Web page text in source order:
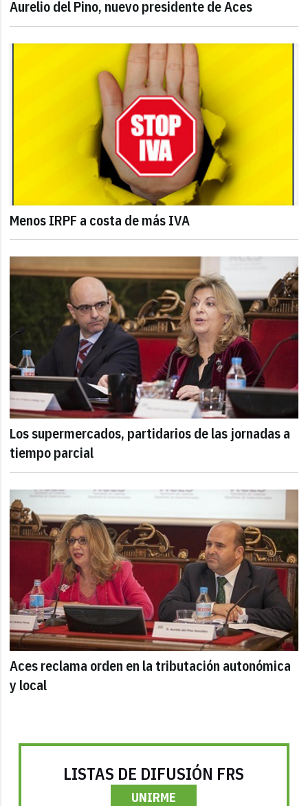
Aurelio del Pino, nuevo presidente de Aces
Menos IRPF a costa de más IVA
Los supermercados, partidarios de las jornadas a
tiempo parcial
Aces reclama orden en la tributación autonómica
y local
LISTAS DE DIFUSIÓN FRS
UNIRME